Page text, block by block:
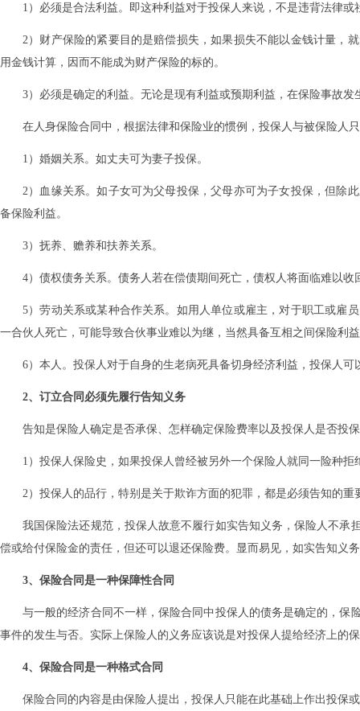
1）必须是合法利益。即这种利益对于投保人来说，不是违背法律
2）财产保险的紧要目的是赔偿损失，如果损失不能以金钱计量，
用金钱计算，因而不能成为财产保险的标的。
3）必须是确定的利益。无论是现有利益或预期利益，在保险事故
在人身保险合同中，根据法律和保险业的惯例，投保人与被保险人
1）婚姻关系。如丈夫可为妻子投保。
2）血缘关系。如子女可为父母投保，父母亦可为子女投保，但除
备保险利益。
3）抚养、赡养和扶养关系。
4）债权债务关系。债务人若在偿债期间死亡，债权人将面临难以
5）劳动关系或某种合作关系。如用人单位或雇主，对于职工或雇
一合伙人死亡，可能导致合伙事业难以为继，当然具备互相之间保险利
6）本人。投保人对于自身的生老病死具备切身经济利益，投保人
2、订立合同必须先履行告知义务
告知是保险人确定是否承保、怎样确定保险费率以及投保人是否投
1）投保人保险史，如果投保人曾经被另外一个保险人就同一险种
2）投保人的品行，特别是关于欺诈方面的犯罪，都是必须告知的重
我国保险法还规范，投保人故意不履行如实告知义务，保险人不
偿或给付保险金的责任，但还可以退还保险费。显而易见，如实告知义
3、保险合同是一种保障性合同
与一般的经济合同不一样，保险合同中投保人的债务是确定的，
事件的发生与否。实际上保险人的义务应该说是对投保人提给经济上的
4、保险合同是一种格式合同
保险合同的内容是由保险人提出，投保人只能在此基础上作出投保